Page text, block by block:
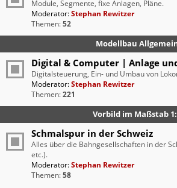
Module, Segmente, fixe Anlagen, Pläne.
Moderator:Stephan Rewitzer
Themen:52
Modellbau
Digital & Computer | Anlage
Digitalsteuerung, Ein- und Umbau von
Moderator:Stephan Rewitzer
Themen:221
Vorbild im Maßstab
Schmalspur in der Schweiz
Alles über die Bahngesellschaften in der
etc.).
Moderator:Stephan Rewitzer
Themen:58